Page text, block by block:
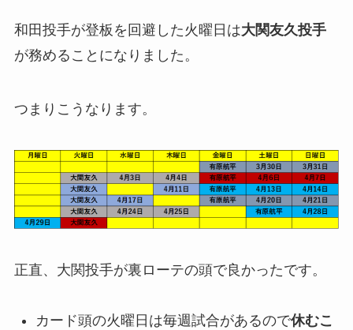
和田投手が登板を回避した火曜日は大関友久投手
が務めることになりました。
つまりこうなります。
正直、大関投手が裏ローテの頭で良かったです。
カード頭の火曜日は毎週試合があるので休むこ